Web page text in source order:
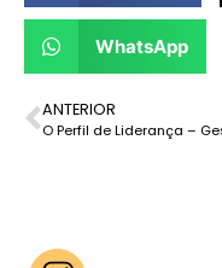
WhatsApp
ANTERIOR